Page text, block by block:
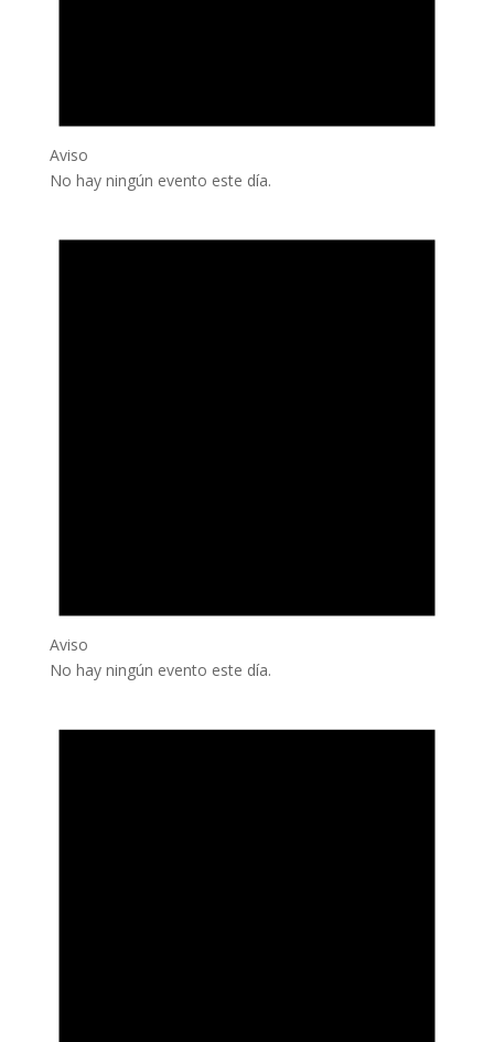
Aviso
No hay ningún evento este día.
Aviso
No hay ningún evento este día.